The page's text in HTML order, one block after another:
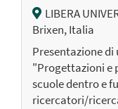
LIBERA
Brixen, Italia
Presentazione
"Progettazioni e
scuole dentro e
ricercatori/